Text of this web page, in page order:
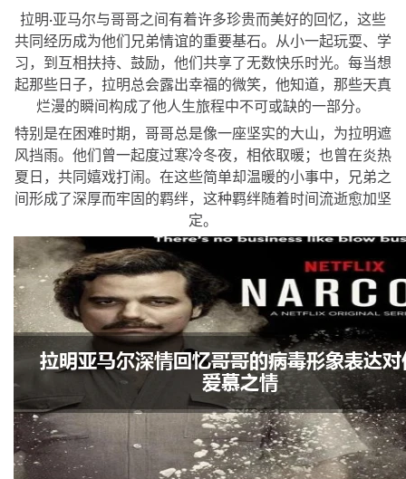
拉明·亚马尔与哥哥之间有着许多珍贵而美好的回忆，这些
共同经历成为他们兄弟情谊的重要基石。从小一起玩耍、学
习，到互相扶持、鼓励，他们共享了无数快乐时光。每当想
起那些日子，拉明总会露出幸福的微笑，他知道，那些天真
烂漫的瞬间构成了他人生旅程中不可或缺的一部分。
特别是在困难时期，哥哥总是像一座坚实的大山，为拉明遮
风挡雨。他们曾一起度过寒冷冬夜，相依取暖；也曾在炎热
夏日，共同嬉戏打闹。在这些简单却温暖的小事中，兄弟之
间形成了深厚而牢固的羁绊，这种羁绊随着时间流逝愈加坚
定。